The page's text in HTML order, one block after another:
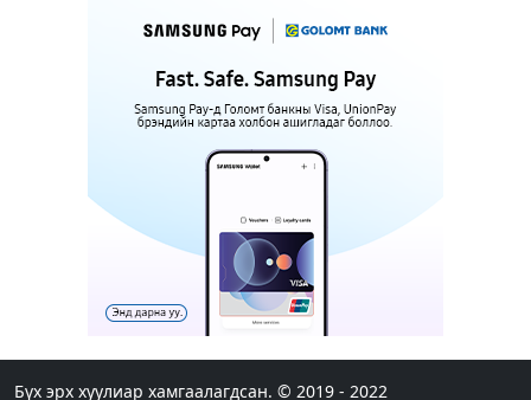
7 цагийн өмнө
МАРГААШ: Улаанбаатарт 31 хэм дулаан байна
16 цагийн өмнө
Шатахуун дамлан борлуулсан хоёр зөрчлийг
илрүүлэн шалгаж байна
18 цагийн өмнө 3
Энэ сарын 9-13-ныг хүртэлх цаг агаарын
Бүх эрх хуулиар хамгаалагдсан. © 2019 - 2022